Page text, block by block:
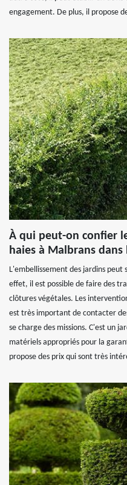
engagement. De plus, il propose
À qui peut-on confier
haies à Malbrans dans
L'embellissement des jardins
effet, il est possible de faire des
clôtures végétales. Les
est très important de contacter
se charge des missions. C'est un
matériels appropriés pour la
propose des prix qui sont très